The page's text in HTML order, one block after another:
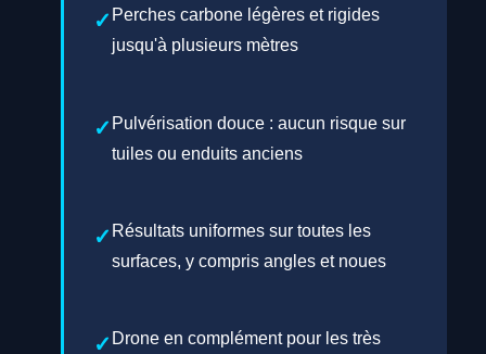
Perches carbone légères et rigides
jusqu'à plusieurs mètres
Pulvérisation douce : aucun risque sur
tuiles ou enduits anciens
Résultats uniformes sur toutes les
surfaces, y compris angles et noues
Drone en complément pour les très